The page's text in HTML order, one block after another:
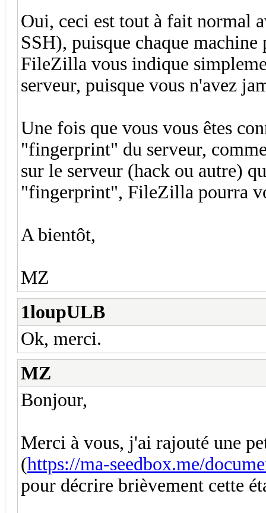
Oui, ceci est tout à fait normal
SSH), puisque chaque
FileZilla vous indique
serveur, puisque vous n'avez
Une fois que vous vous êtes
"fingerprint" du serveur,
sur le serveur (hack ou autre)
"fingerprint", FileZilla pourra
A bientôt,
MZ
1loupULB
Ok, merci.
MZ
Bonjour,
Merci à vous, j'ai rajouté une
(https://ma-seedbox.me/
pour décrire brièvement cette